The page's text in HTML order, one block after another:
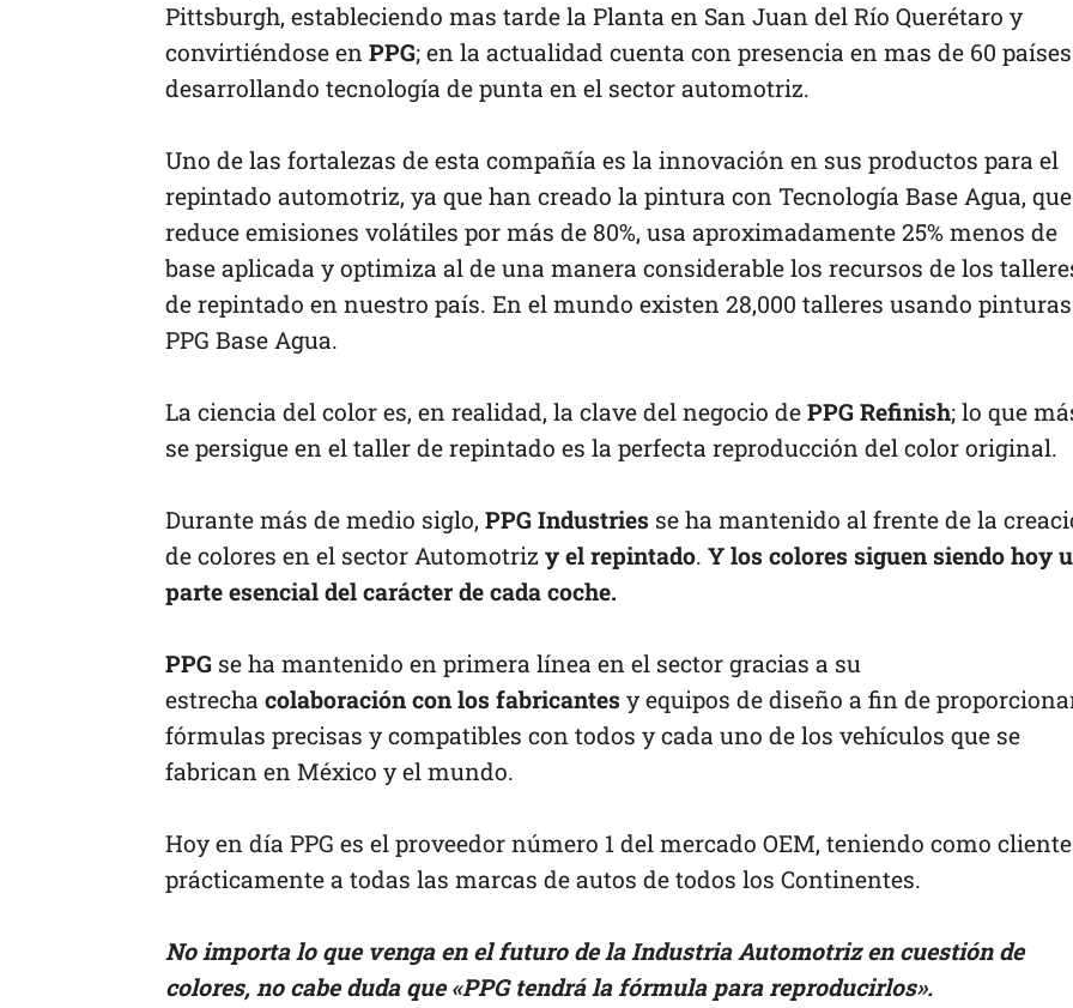
Pittsburgh, estableciendo mas tarde la Planta en San Juan del Río Querétaro y
convirtiéndose en PPG; en la actualidad cuenta con presencia en mas de 60 países
desarrollando tecnología de punta en el sector automotriz.
Uno de las fortalezas de esta compañía es la innovación en sus productos para el
repintado automotriz, ya que han creado la pintura con Tecnología Base Agua, que
reduce emisiones volátiles por más de 80%, usa aproximadamente 25% menos de
base aplicada y optimiza al de una manera considerable los recursos de los
de repintado en nuestro país. En el mundo existen 28,000 talleres usando pinturas
PPG Base Agua.
La ciencia del color es, en realidad, la clave del negocio de PPG Refinish; lo que
se persigue en el taller de repintado es la perfecta reproducción del color original.
Durante más de medio siglo, PPG Industries se ha mantenido al frente de la
de colores en el sector Automotriz y el repintado. Y los colores siguen siendo hoy
parte esencial del carácter de cada coche.
PPG se ha mantenido en primera línea en el sector gracias a su
estrecha colaboración con los fabricantes y equipos de diseño a fin de
fórmulas precisas y compatibles con todos y cada uno de los vehículos que se
fabrican en México y el mundo.
Hoy en día PPG es el proveedor número 1 del mercado OEM, teniendo como
prácticamente a todas las marcas de autos de todos los Continentes.
No importa lo que venga en el futuro de la Industria Automotriz en cuestión de
colores, no cabe duda que «PPG tendrá la fórmula para reproducirlos».